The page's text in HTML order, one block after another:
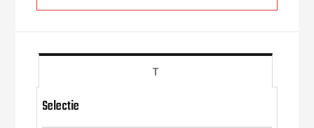
T
Selectie